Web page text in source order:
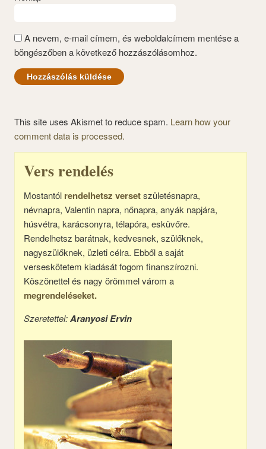
A nevem, e-mail címem, és weboldalcímem mentése a
böngészőben a következő hozzászólásomhoz.
This site uses Akismet to reduce spam. Learn how your
comment data is processed.
Vers rendelés
Mostantól rendelhetsz versetszületésnapra,
névnapra, Valentin napra, nőnapra, anyák napjára,
húsvétra, karácsonyra, télapóra, esküvőre.
Rendelhetsz barátnak, kedvesnek, szülőknek,
nagyszülőknek, üzleti célra. Ebből a saját
verseskötetem kiadását fogom finanszírozni.
Köszönettel és nagy örömmel várom a
megrendeléseket.
Szeretettel:Aranyosi Ervin